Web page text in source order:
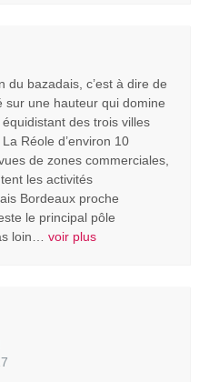
du bazadais, c’est à dire de
sur une hauteur qui domine
des trois villes
Réole d’environ 10
de zones commerciales,
les activités
Bordeaux proche
le principal pôle
loin… voir plus